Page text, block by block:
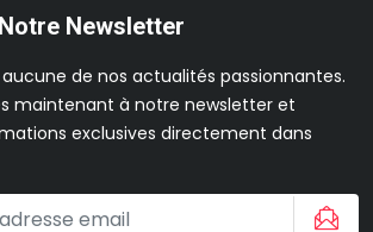
Newsletter
de nos actualités passionnantes.
maintenant à notre newsletter et
exclusives directement dans